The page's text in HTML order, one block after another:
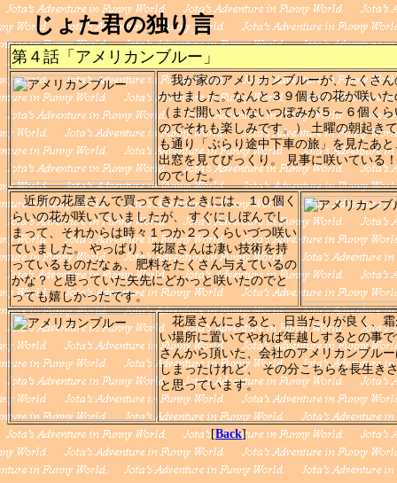
じょた君の独り言
第４話「アメリカンブルー」
我が家のアメリカンブルーが、たくさん
かせました。なんと３９個もの花が咲い
（まだ開いていないつぼみが５～６個く
のでそれも楽しみです。） 土曜の朝起き
も通り「ぶらり途中下車の旅」を見たあ
出窓を見てびっくり。 見事に咲いている
のでした。
近所の花屋さんで買ってきたときには、１０個く
らいの花が咲いていましたが、 すぐにしぼんでし
まって、それからは時々１つか２つくらいづつ咲い
ていました。 やっぱり、花屋さんは凄い技術を持
っているものだなぁ、肥料をたくさん与えているの
かな？ と思っていた矢先にどかっと咲いたのでと
っても嬉しかったです。
花屋さんによると、日当たりが良く、霜
い場所に置いてやれば年越しするとの事
さんから頂いた、会社のアメリカンブル
しまったけれど、 その分こちらを長生き
と思っています。
[Back]